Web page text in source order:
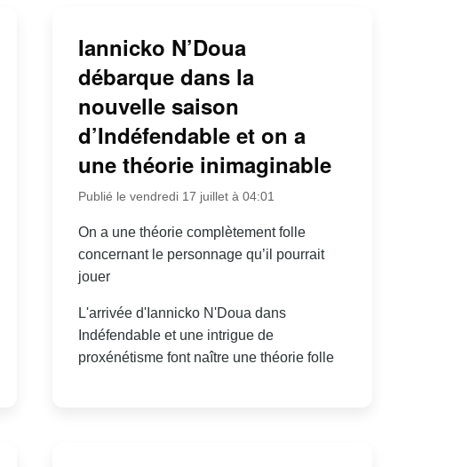
Iannicko N’Doua
débarque dans la
nouvelle saison
d’Indéfendable et on a
une théorie inimaginable
Publié le vendredi 17 juillet à 04:01
On a une théorie complètement folle
concernant le personnage qu’il pourrait
jouer
L'arrivée d'Iannicko N'Doua dans
Indéfendable et une intrigue de
proxénétisme font naître une théorie folle